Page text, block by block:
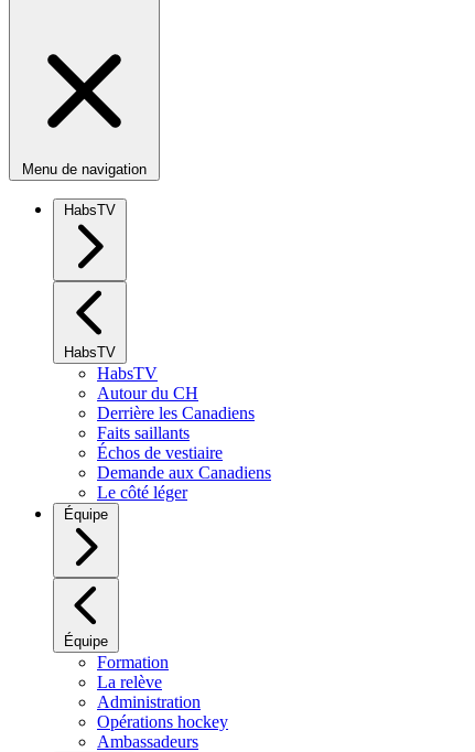
Menu de navigation
HabsTV
HabsTV
HabsTV
Autour du CH
Derrière les Canadiens
Faits saillants
Échos de vestiaire
Demande aux Canadiens
Le côté léger
Équipe
Équipe
Formation
La relève
Administration
Opérations hockey
Ambassadeurs